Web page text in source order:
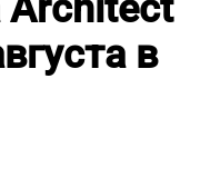
в